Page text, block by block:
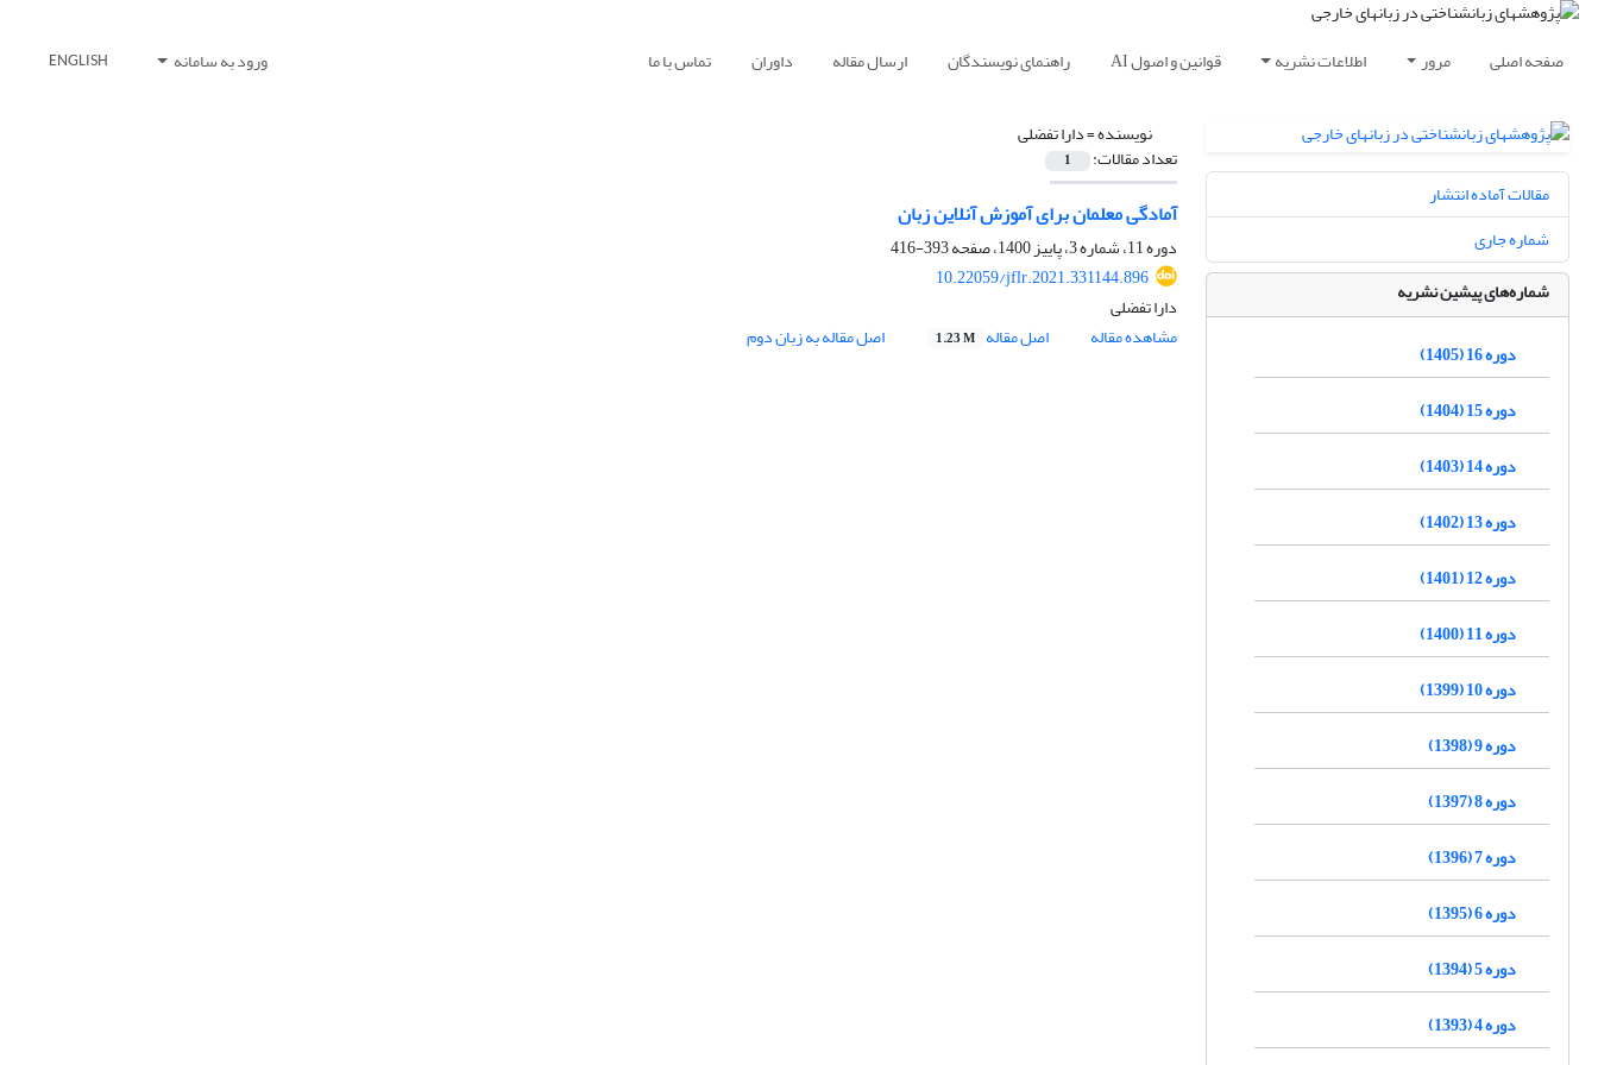
صفحه اصلی مرور اطلاعات نشریه قوانین و اصول AI راهنمای نویسندگان ارسال مقاله داوران تماس با ما ورود به سامانه ENGLISH
نویسنده =دارا تفضلی
تعداد مقالات: 1
آمادگی معلمان برای آموزش آنلاین زبان
دوره 11، شماره 3، پاییز 1400، صفحه
393-416
10.22059/jflr.2021.331144.896
دارا تفضلی
مشاهده مقاله
اصل مقاله 1.23 M اصل مقاله به زبان دوم
مقالات آماده انتشار
شماره جاری
شماره‌های پیشین نشریه
دوره 16 (1405)
دوره 15 (1404)
دوره 14 (1403)
دوره 13 (1402)
دوره 12 (1401)
دوره 11 (1400)
دوره 10 (1399)
دوره 9 (1398)
دوره 8 (1397)
دوره 7 (1396)
دوره 6 (1395)
دوره 5 (1394)
دوره 4 (1393)